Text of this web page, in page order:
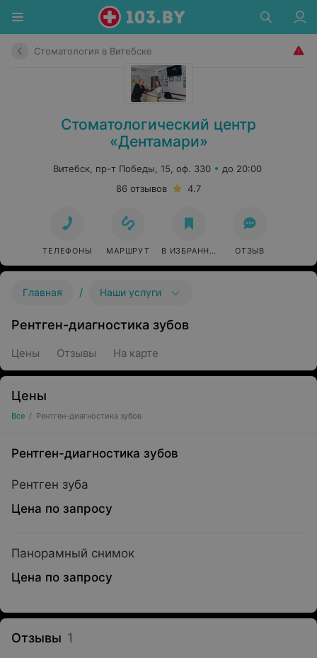
Стоматология в Витебске
Стоматологический центр
«Дентамари»
Витебск, пр-т Победы, 15, оф. 330
до 20:00
86 отзывов
4.7
ТЕЛЕФОНЫ МАРШРУТ В ИЗБРАННОЕ ОТЗЫВ
Главная / Наши услуги
Рентген-диагностика зубов
Цены Отзывы На карте
Цены
Все / Рентген-диагностика зубов
Рентген-диагностика зубов
Рентген зуба
Цена по запросу
Панорамный снимок
Цена по запросу
Отзывы 1